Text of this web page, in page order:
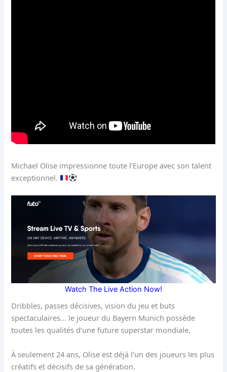
Michael Olise impressionne toute l’Europe avec son talent
exceptionnel.
Watch The Live Action Now!
Dribbles, passes décisives, vision du jeu et buts
spectaculaires… le joueur du Bayern Munich possède
toutes les qualités d’une future superstar mondiale.
À seulement 24 ans, Olise est déjà l’un des joueurs les plus
créatifs et décisifs de sa génération.